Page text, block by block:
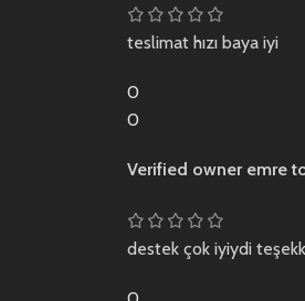
teslimat hızı baya iyi
0
0
Verified owner emre
destek çok iyiydi